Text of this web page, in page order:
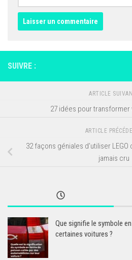
SUIVRE :
ARTICLE
27 idées pour transformer
ARTICLE
32 façons géniales d’utiliser LEGO
jamais cru
Que signifie le symbole
certaines voitures ?